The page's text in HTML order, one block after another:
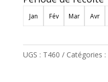
Jan Fév Mar Avr
UGS : T460 Catégories :